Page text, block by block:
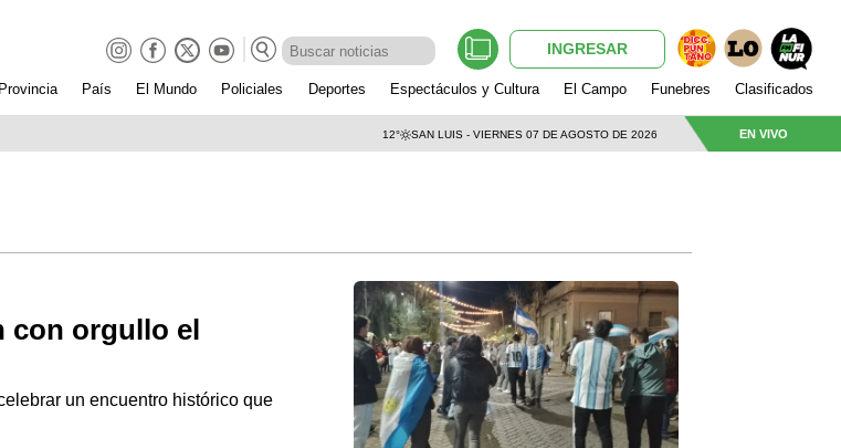
INGRESAR
Provincia País El Mundo Policiales Deportes Espectáculos y Cultura El Campo Funebres Clasificados
12° SAN LUIS - VIERNES 07 DE AGOSTO DE 2026 EN VIVO
con orgullo el
un encuentro histórico que